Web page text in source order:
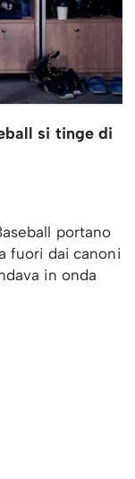
si tinge di
portano
fuori dai canoni
in onda